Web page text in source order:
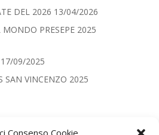
Consenso Cookie
DEL 2026 13/04/2026
PRESEPE 2025
17/09/2025
SAN VINCENZO 2025